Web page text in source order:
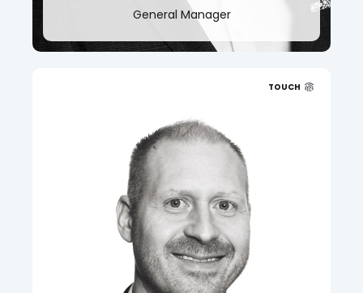
General Manager
TOUCH
t. +47 95 208 070